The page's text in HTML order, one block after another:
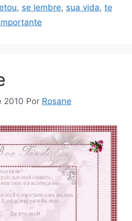
, se lembre, sua vida, te
2010 Por Rosane